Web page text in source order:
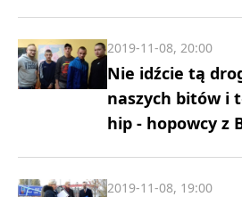
Nie idźcie tą
naszych bitów i
hip - hopowcy z
2019-11-08, 20:00
2019-11-08, 19:00